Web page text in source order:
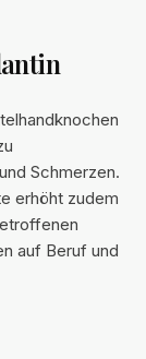
Schmerzen.
erhöht zudem
auf Beruf und